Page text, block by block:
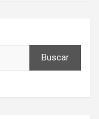
Buscar